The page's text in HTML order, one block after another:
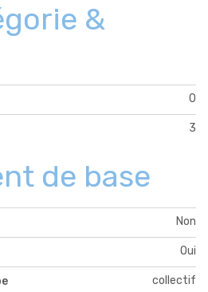
&
0
3
de base
Non
Oui
collectif